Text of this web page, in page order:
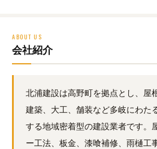
ABOUT US
会社紹介
北浦建設は高野町を拠点とし、屋
建築、大工、舗装など多岐にわた
する地域密着型の建設業者です。
ー工法、板金、漆喰補修、雨樋工